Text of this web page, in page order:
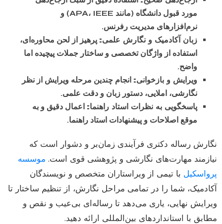
مورد قبول دانشگاه (مانند APA، IEEE) و
نرم‌افزارهای مدیریت رفرنس.
زبان آکادمیک و نگارش علمی: پرهیز از لحن محاوره‌ای،
استفاده از واژگان تخصصی و ساختار جملات پیچیده اما
واضح.
ویرایش و بازخوانی: انجام چندین مرحله ویرایش از نظر
نگارشی، املایی، دستور زبان و دقت علمی.
پاسخگویی به نظرات استاد راهنما: اعمال دقیق و به
موقع اصلاحات و پیشنهادات استاد راهنما.
نگارش رساله دکتری فرآیندی زمان‌بر و دشوار است که
نیازمند مهارت‌های نگارشی و پژوهشی قوی است. موسسه
پرواسکیل با تیمی از ویراستاران متخصص و نویسندگان
آکادمیک، شما را در تمامی مراحل نگارش، از تنظیم ساختار تا
ویرایش نهایی، یاری می‌دهد تا رساله‌ای بی‌عیب و نقص و
مطابق با استانداردهای بین‌المللی ارائه دهید.